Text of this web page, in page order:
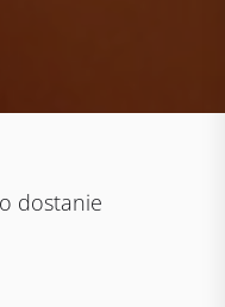
dostanie